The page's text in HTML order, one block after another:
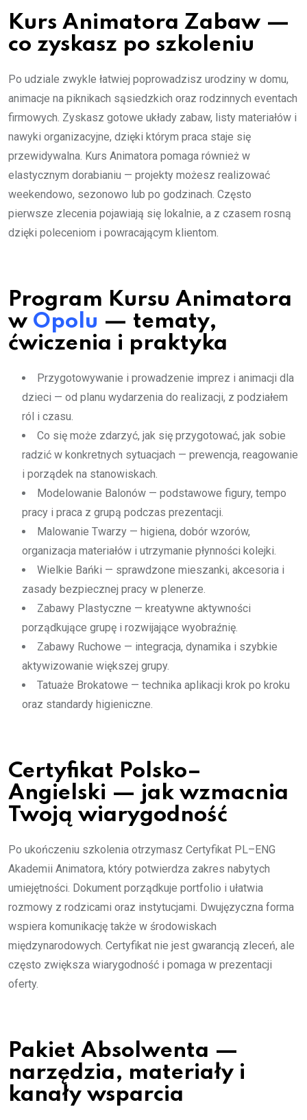
Kurs Animatora Zabaw —
co zyskasz po szkoleniu
Po udziale zwykle łatwiej poprowadzisz urodziny w domu,
animacje na piknikach sąsiedzkich oraz rodzinnych eventach
firmowych. Zyskasz gotowe układy zabaw, listy materiałów i
nawyki organizacyjne, dzięki którym praca staje się
przewidywalna. Kurs Animatora pomaga również w
elastycznym dorabianiu — projekty możesz realizować
weekendowo, sezonowo lub po godzinach. Często
pierwsze zlecenia pojawiają się lokalnie, a z czasem rosną
dzięki poleceniom i powracającym klientom.
Program Kursu Animatora
w Opolu — tematy,
ćwiczenia i praktyka
Przygotowywanie i prowadzenie imprez i animacji dla
dzieci — od planu wydarzenia do realizacji, z podziałem
ról i czasu.
Co się może zdarzyć, jak się przygotować, jak sobie
radzić w konkretnych sytuacjach — prewencja, reagowanie
i porządek na stanowiskach.
Modelowanie Balonów — podstawowe figury, tempo
pracy i praca z grupą podczas prezentacji.
Malowanie Twarzy — higiena, dobór wzorów,
organizacja materiałów i utrzymanie płynności kolejki.
Wielkie Bańki — sprawdzone mieszanki, akcesoria i
zasady bezpiecznej pracy w plenerze.
Zabawy Plastyczne — kreatywne aktywności
porządkujące grupę i rozwijające wyobraźnię.
Zabawy Ruchowe — integracja, dynamika i szybkie
aktywizowanie większej grupy.
Tatuaże Brokatowe — technika aplikacji krok po kroku
oraz standardy higieniczne.
Certyfikat Polsko–
Angielski — jak wzmacnia
Twoją wiarygodność
Po ukończeniu szkolenia otrzymasz Certyfikat PL–ENG
Akademii Animatora, który potwierdza zakres nabytych
umiejętności. Dokument porządkuje portfolio i ułatwia
rozmowy z rodzicami oraz instytucjami. Dwujęzyczna forma
wspiera komunikację także w środowiskach
międzynarodowych. Certyfikat nie jest gwarancją zleceń, ale
często zwiększa wiarygodność i pomaga w prezentacji
oferty.
Pakiet Absolwenta —
narzędzia, materiały i
kanały wsparcia